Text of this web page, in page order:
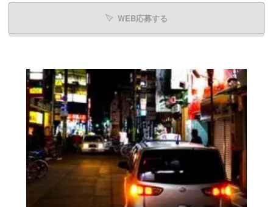
WEB応募する